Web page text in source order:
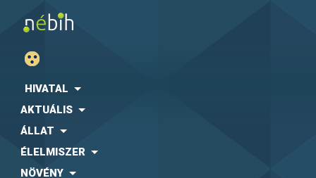
HIVATAL
AKTUÁLIS
ÁLLAT
ÉLELMISZER
NÖVÉNY